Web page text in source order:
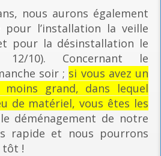
nous aurons également
pour l’installation la veille
pour la désinstallation le
12/10). Concernant le
soir ; si vous avez un
grand, dans lequel
de matériel, vous êtes les
déménagement de notre
rapide et nous pourrons
tôt !